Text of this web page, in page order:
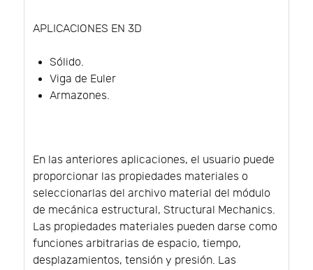
APLICACIONES EN 3D
Sólido.
Viga de Euler
Armazones.
En las anteriores aplicaciones, el usuario puede
proporcionar las propiedades materiales o
seleccionarlas del archivo material del módulo
de mecánica estructural, Structural Mechanics.
Las propiedades materiales pueden darse como
funciones arbitrarias de espacio, tiempo,
desplazamientos, tensión y presión. Las